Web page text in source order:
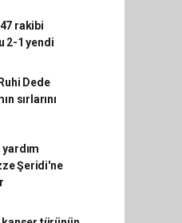
rakibi
2-1 yendi
Dede
sırlarını
yardım
Şeridi'ne